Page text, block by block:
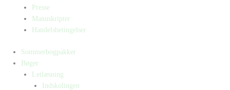
Presse
Manuskripter
Handelsbetingelser
Sommerbogpakker
Bøger
Letlæsning
Indskolingen